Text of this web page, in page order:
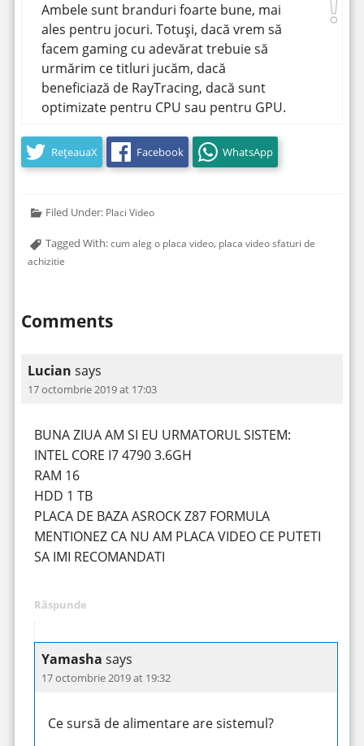
Ambele sunt branduri foarte bune, mai
ales pentru jocuri. Totuși, dacă vrem să
facem gaming cu adevărat trebuie să
urmărim ce titluri jucăm, dacă
beneficiază de RayTracing, dacă sunt
optimizate pentru CPU sau pentru GPU.
RețeauaX Facebook WhatsApp
Filed Under: Placi Video
Tagged With:cum aleg o placa video, placa video sfaturi de
achizitie
Comments
Lucian says
17 octombrie 2019 at 17:03
BUNA ZIUA AM SI EU URMATORUL SISTEM:
INTEL CORE I7 4790 3.6GH
RAM 16
HDD 1 TB
PLACA DE BAZA ASROCK Z87 FORMULA
MENTIONEZ CA NU AM PLACA VIDEO CE PUTETI
SA IMI RECOMANDATI
Răspunde
Yamasha says
17 octombrie 2019 at 19:32
Ce sursă de alimentare are sistemul?